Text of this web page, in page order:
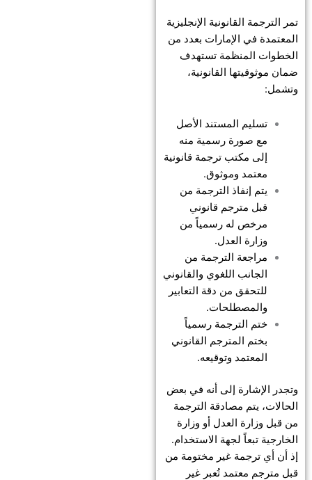
تمر الترجمة القانونية الإنجليزية
المعتمدة في الإمارات بعدد من
الخطوات المنظمة تستهدف
ضمان موثوقيتها القانونية،
وتشمل:
تسليم المستند الأصل
مع صورة رسمية منه
إلى مكتب ترجمة قانونية
معتمد وموثوق.
يتم إنفاذ الترجمة من
قبل مترجم قانوني
مرخص له رسمياً من
وزارة العدل.
مراجعة الترجمة من
الجانب اللغوي والقانوني
للتحقق من دقة التعابير
والمصطلحات.
ختم الترجمة رسمياً
بختم المترجم القانوني
المعتمد وتوقيعه.
وتجدر الإشارة إلى أنه في بعض
الحالات، يتم مصادقة الترجمة
من قبل وزارة العدل أو وزارة
الخارجية تبعاً لجهة الاستخدام.
إذ أن أي ترجمة غير مختومة من
قبل مترجم معتمد تُعبر غير